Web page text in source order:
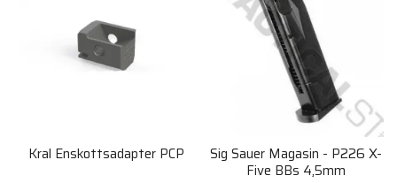
Kral Enskottsadapter PCP Sig Sauer Magasin - P226 X-
Five BBs 4,5mm